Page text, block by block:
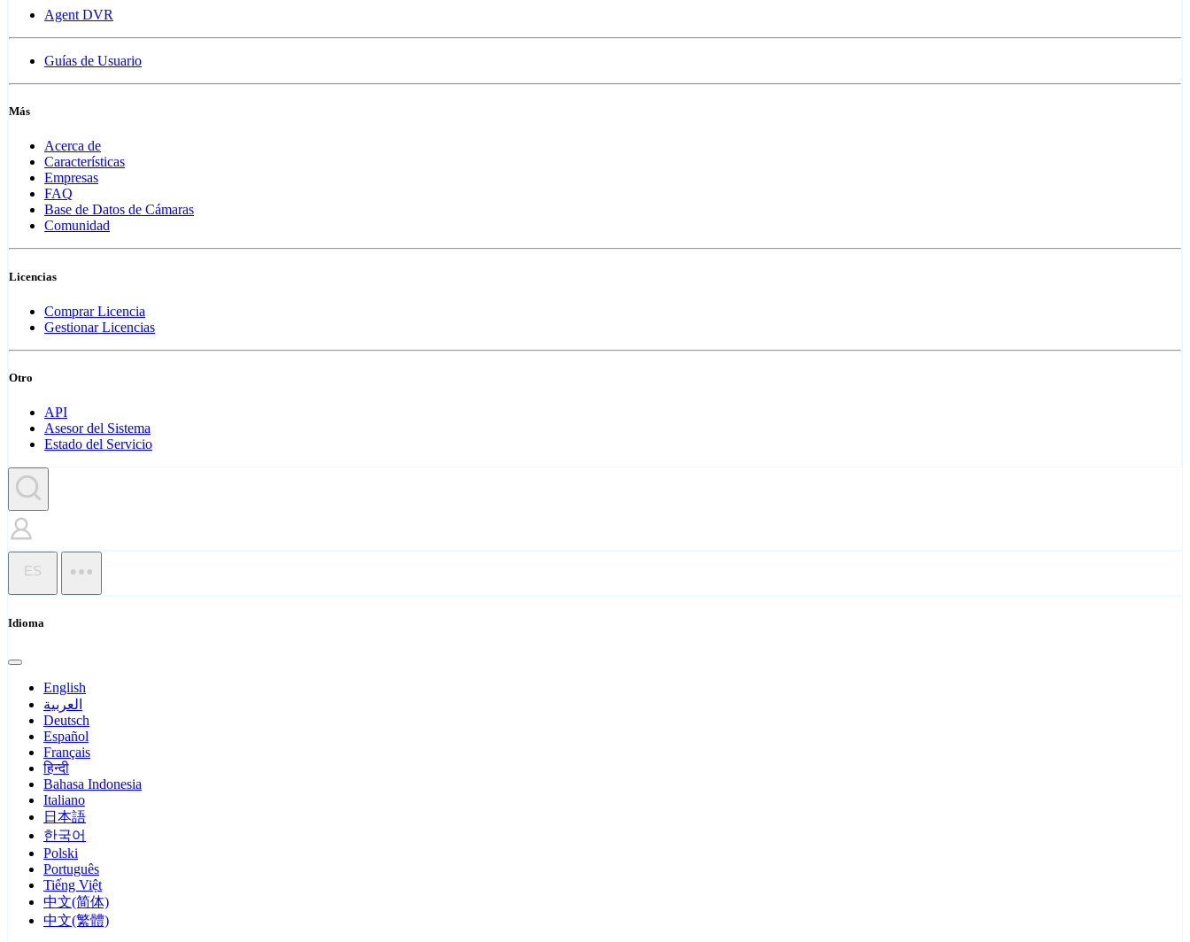
Agent DVR
Guías de Usuario
Más
Acerca de
Características
Empresas
FAQ
Base de Datos de Cámaras
Comunidad
Licencias
Comprar Licencia
Gestionar Licencias
Otro
API
Asesor del Sistema
Estado del Servicio
ES
Idioma
English
العربية
Deutsch
Español
Français
हिन्दी
Bahasa Indonesia
Italiano
日本語
한국어
Polski
Português
Tiếng Việt
中文(简体)
中文(繁體)